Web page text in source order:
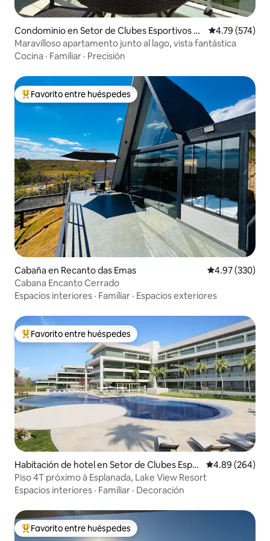
Condominio en Setor de Clubes Esportivos Su
l
Calificación
4.79 (574)
Maravilloso apartamento junto al lago, vista fantástica
Cocina · Familiar · Precisión
De los mejores en Favorito entre huéspedes
Favorito entre huéspedes
Cabaña en Recanto das Emas Calificación
4.97 (330)
Cabana Encanto Cerrado
Espacios interiores · Familiar · Espacios exteriores
De los mejores en Favorito entre huéspedes
Favorito entre huéspedes
Habitación de hotel en Setor de Clubes Espor
tivos Sul
Calificación
4.89 (264)
Piso 4T próximo à Esplanada, Lake View Resort
Espacios interiores · Familiar · Decoración
De los mejores en Favorito entre huéspedes
Favorito entre huéspedes